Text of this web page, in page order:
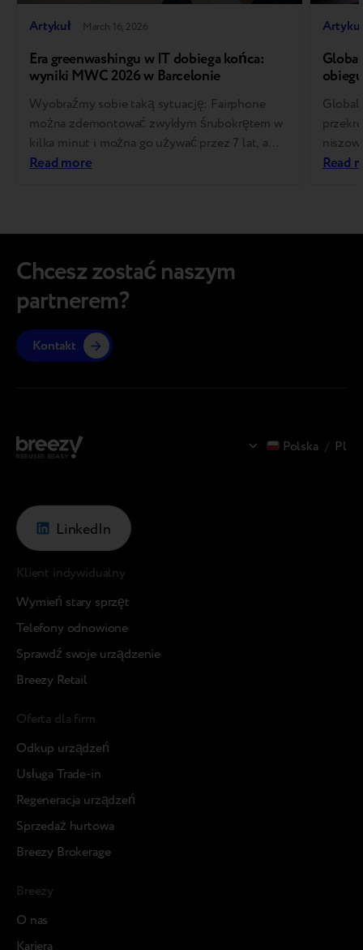
Artykuł March 16, 2026
Era greenwashingu w IT dobiega końca:
wyniki MWC 2026 w Barcelonie
Wyobraźmy sobie taką sytuację: Fairphone
można zdemontować zwykłym śrubokrętem w
kilka minut i można go używać przez 7 lat, a
Deutsche Telekom wyłącza stacje bazowe na
targów MWC…
Read more
Artykuł
się w
Read
Polska / Pl
Chcesz zostać naszym
partnerem?
Kontakt
LinkedIn
Klient indywidualny
Wymień stary sprzęt
Telefony odnowione
Sprawdź swoje urządzenie
Breezy Retail
Oferta dla firm
Odkup urządzeń
Usługa Trade-in
Regeneracja urządzeń
Sprzedaż hurtowa
Breezy Brokerage
Breezy
О nas